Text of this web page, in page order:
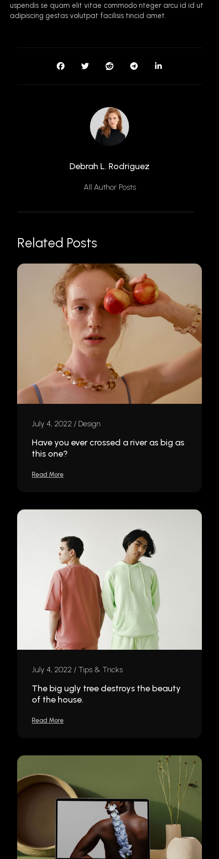
uspendis se quam elit vitae commodo nteger arcu id id ut
adipiscing gestas volutpat facilisis tincid amet.
Debrah L. Rodriguez
All Author Posts
Related Posts
July 4, 2022 Design
Have you ever crossed a river as big as
this one?
Read More
July 4, 2022 Tips & Tricks
The big ugly tree destroys the beauty
of the house.
Read More